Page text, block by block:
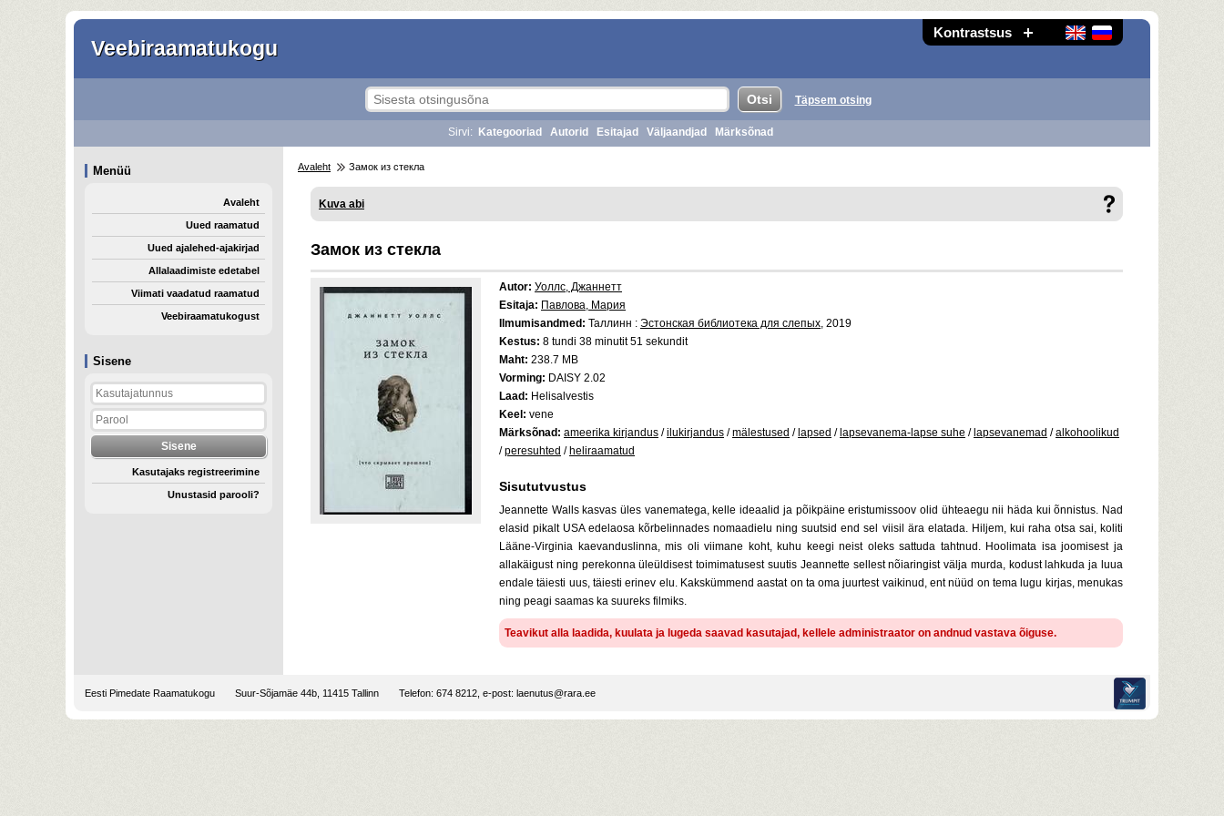
Kontrastsus
Veebiraamatukogu
Sisene
Kasutajaks registreerimine
Unustasid parooli?
Täpsem otsing
Sirvi: Kategooriad Autorid Esitajad Väljaandjad Märksõnad
Menüü
Avaleht
Uued raamatud
Uued ajalehed-ajakirjad
Allalaadimiste edetabel
Viimati vaadatud raamatud
Veebiraamatukogust
Avaleht Замок из стекла
Kuva abi
Замок из стекла
Autor: Уоллс, Джаннетт
Esitaja: Павлова, Мария
Ilmumisandmed: Таллинн : Эстонская библиотека для слепых, 2019
Kestus: 8 tundi 38 minutit 51 sekundit
Maht: 238.7 MB
Vorming: DAISY 2.02
Laad: Helisalvestis
Keel: vene
Märksõnad: ameerika kirjandus /ilukirjandus /mälestused / lapsed / lapsevanema-lapse suhe / lapsevanemad /alkohoolikud
/peresuhted / heliraamatud
Sisututvustus
Jeannette Walls kasvas üles vanematega, kelle ideaalid ja põikpäine eristumissoov olid ühteaegu nii häda kui õnnistus. Nad
elasid pikalt USA edelaosa kõrbelinnades nomaadielu ning suutsid end sel viisil ära elatada. Hiljem, kui raha otsa sai, koliti
Lääne-Virginia kaevanduslinna, mis oli viimane koht, kuhu keegi neist oleks sattuda tahtnud. Hoolimata isa joomisest ja
allakäigust ning perekonna üleüldisest toimimatusest suutis Jeannette sellest nõiaringist välja murda, kodust lahkuda ja luua
endale täiesti uus, täiesti erinev elu. Kakskümmend aastat on ta oma juurtest vaikinud, ent nüüd on tema lugu kirjas, menukas
ning peagi saamas ka suureks filmiks.
Teavikut alla laadida, kuulata ja lugeda saavad kasutajad, kellele administraator on andnud vastava õiguse.
Eesti Pimedate Raamatukogu Suur-Sõjamäe 44b, 11415 Tallinn Telefon: 674 8212, e-post: laenutus@rara.ee